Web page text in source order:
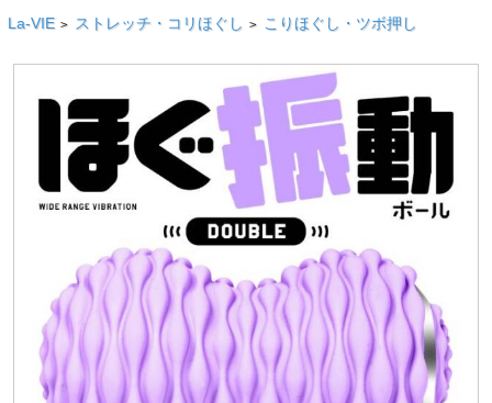
La-VIE > ストレッチ・コリほぐし > こりほぐし・ツボ押し